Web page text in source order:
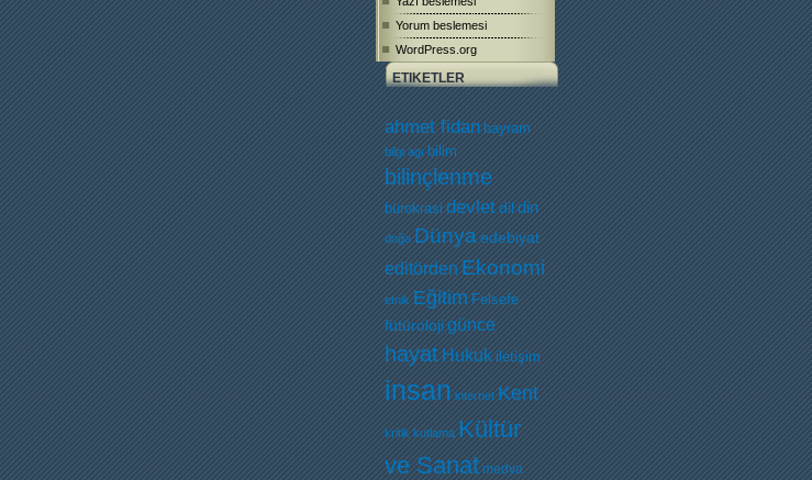
Yorum beslemesi
WordPress.org
ETIKETLER
ahmet fidan bayram
bilgi agı bilim
bilinçlenme
bürokrasi devletdildin
doğa Dünya edebiyat
editörden Ekonomi
etnik Eğitim Felsefe
fütürolojigünce
hayatHukuk iletişim
insan internet Kent
kritik kutlama Kültür
ve Sanat medya